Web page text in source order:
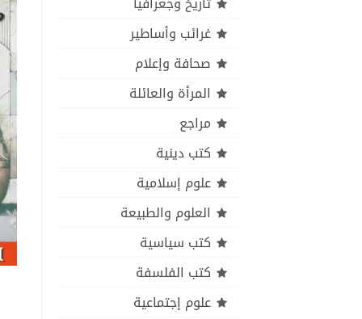
غرائب وأساطير
صحافة وإعلام
المرأة والعائلة
مراجع
كتب دينية
علوم إسلامية
العلوم والطبيعة
كتب سياسية
كتب الفلسفة
علوم إجتماعية